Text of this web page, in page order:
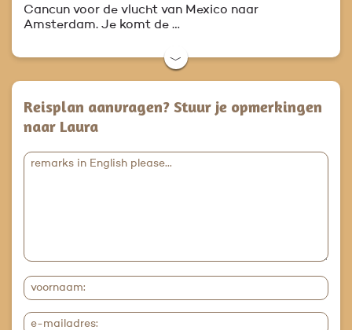
Cancun voor de vlucht van Mexico naar
Amsterdam. Je komt de …
﹀
Reisplan aanvragen? Stuur je opmerkingen
naar Laura